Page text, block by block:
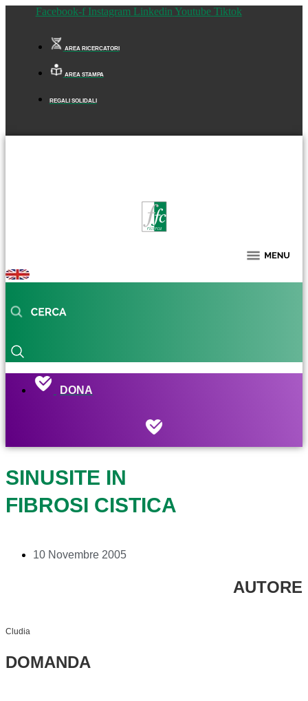
Facebook-f Instagram Linkedin Youtube Tiktok
AREA RICERCATORI
AREA STAMPA
REGALI SOLIDALI
DONA
SINUSITE IN
FIBROSI CISTICA
10 Novembre 2005
AUTORE
Cludia
DOMANDA